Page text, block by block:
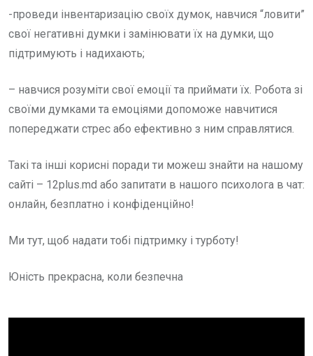
-проведи інвентаризацію своїх думок, навчися “ловити”
свої негативні думки і замінювати їх на думки, що
підтримують і надихають;
– навчися розуміти свої емоції та приймати їх. Робота зі
своїми думками та емоціями допоможе навчитися
попереджати стрес або ефективно з ним справлятися.
Такі та інші корисні поради ти можеш знайти на нашому
сайті – 12plus.md або запитати в нашого психолога в чат:
онлайн, безплатно і конфіденційно!
Ми тут, щоб надати тобі підтримку і турботу!
Юність прекрасна, коли безпечна